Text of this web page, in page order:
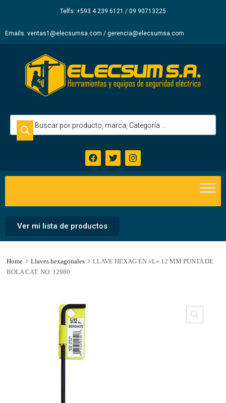
Telfs: +593 4 239 6121 / 09 90713225
Emails: ventas1@elecsumsa.com / gerencia@elecsumsa.com
Ver mi lista de productos
Home Llaves hexagonales
LLAVE HEXAG EN «L» 12 MM PUNTA DE
BOLA CAT. NO. 12980